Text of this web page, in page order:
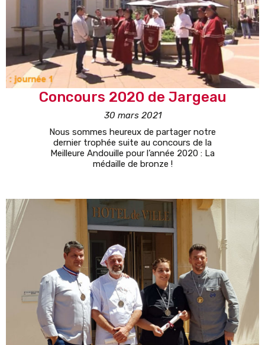
Concours 2020 de Jargeau
30 mars 2021
Nous sommes heureux de partager notre
dernier trophée suite au concours de la
Meilleure Andouille pour l’année 2020 : La
médaille de bronze !